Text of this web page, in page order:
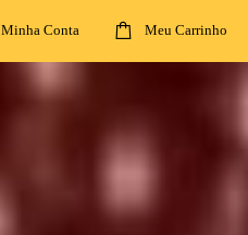
Minha Conta Meu Carrinho